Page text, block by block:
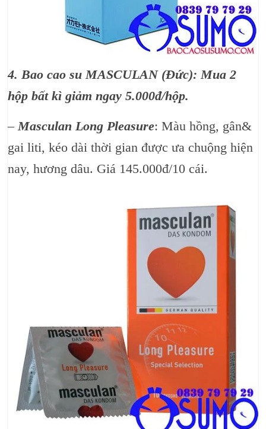
4. Bao cao su MASCULAN (Đức): Mua 2
hộp bất kì giảm ngay 5.000đ/hộp.
– Masculan Long Pleasure: Màu hồng, gân&
gai liti, kéo dài thời gian được ưa chuộng hiện
nay, hương dâu. Giá 145.000đ/10 cái.